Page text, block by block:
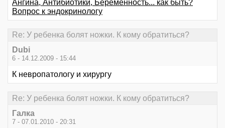
Ангина, Антибиотики, Беременность... как быть?
Вопрос к эндокринологу
Re: У ребенка болят ножки. К кому обратиться?
Dubi
6 - 14.12.2009 - 15:44
К невропатологу и хирургу
Re: У ребенка болят ножки. К кому обратиться?
Галка
7 - 07.01.2010 - 20:31